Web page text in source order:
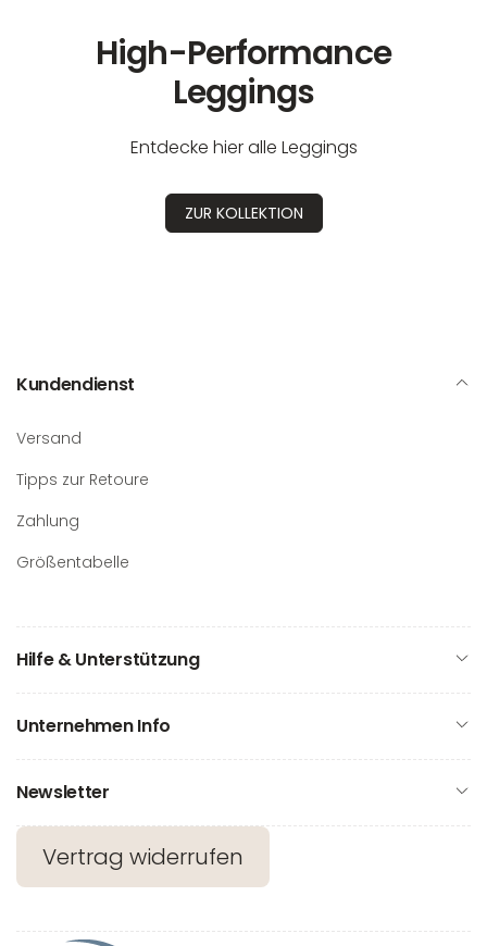
High-Performance
Leggings
Entdecke hier alle Leggings
ZUR KOLLEKTION
Kundendienst
Versand
Tipps zur Retoure
Zahlung
Größentabelle
Hilfe & Unterstützung
Unternehmen Info
Newsletter
Vertrag widerrufen